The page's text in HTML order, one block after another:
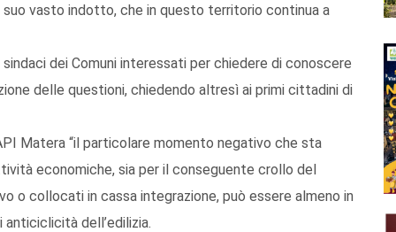
vasto indotto, che in questo territorio continua a
dei Comuni interessati per chiedere di conoscere
delle questioni, chiedendo altresì ai primi cittadini di
Matera “il particolare momento negativo che sta
economiche, sia per il conseguente crollo del
o collocati in cassa integrazione, può essere almeno in
dell’edilizia.